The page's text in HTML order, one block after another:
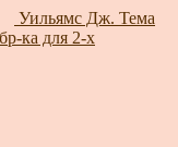
Уильямс Дж. Тема
ка для 2-х